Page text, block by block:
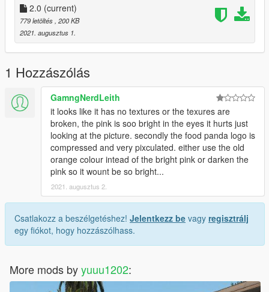
2.0 (current)
779 letöltés , 200 KB
2021. augusztus 1.
1 Hozzászólás
GamngNerdLeith
it looks like it has no textures or the texures are
broken, the pink is soo bright in the eyes it hurts just
looking at the picture. secondly the food panda logo is
compressed and very pixculated. either use the old
orange colour intead of the bright pink or darken the
pink so it wount be so bright...
2021. augusztus 2.
Csatlakozz a beszélgetéshez! Jelentkezz be vagy regisztrálj
egy fiókot, hogy hozzászólhass.
More mods byyuuu1202: